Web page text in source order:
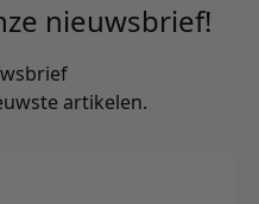
nieuwsbrief!
artikelen.